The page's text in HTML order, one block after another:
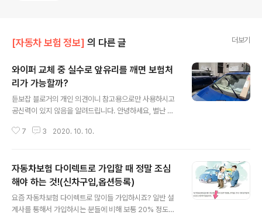
[자동차 보험 정보] 의 다른 글 더보기
와이퍼 교체 중 실수로 앞유리를 깨면 보험처
리가 가능할까?
듣보잡 블로거의 개인 의견이니 참고용으로만 사용하시고
공신력이 있지 않음을 알려드립니다. 안녕하세요, 별난 생
해하지 않겠지만 생각해보면 궁금한 이야기를 해볼까 합니
있습니다.분명히 '바람 많이 부는 날에는 교체하지 마세
요'라고 당부를 드렸는데그 이유는 정신없이 와이퍼 교체
를 하닥 와이퍼암의 스프링 장력 때문에와이퍼가 앞유리를
딱 때리면서 앞유리창이 파손되는 사례가 은근히 많기 때
7 3 2020. 10. 10.
자동차보험 다이렉트로 가입할 때 정말 조심
해야 하는 것!(신차구입,옵션등록)
요즘 자동차보험 다이렉트로 많이들 가입하시죠? 일반 설
계사를 통해서 가입하시는 분들에 비해 보통 20% 정도가